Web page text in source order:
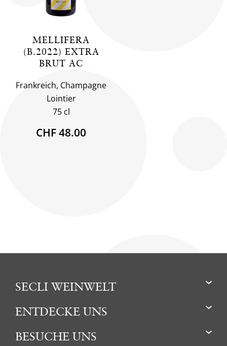
MELLIFERA
(B.2022) EXTRA
BRUT AC
Frankreich, Champagne
Lointier
75 cl
CHF 48.00
SECLI WEINWELT
ENTDECKE UNS
BESUCHE UNS